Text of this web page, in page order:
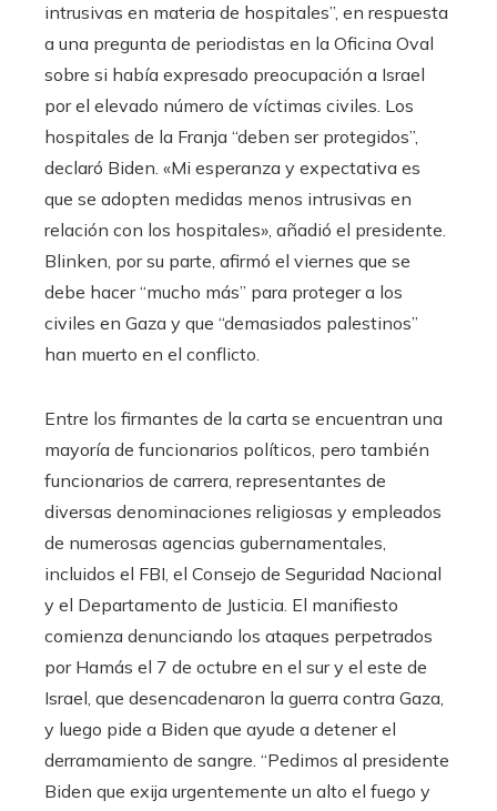
intrusivas en materia de hospitales”, en respuesta
a una pregunta de periodistas en la Oficina Oval
sobre si había expresado preocupación a Israel
por el elevado número de víctimas civiles. Los
hospitales de la Franja “deben ser protegidos”,
declaró Biden. «Mi esperanza y expectativa es
que se adopten medidas menos intrusivas en
relación con los hospitales», añadió el presidente.
Blinken, por su parte, afirmó el viernes que se
debe hacer “mucho más” para proteger a los
civiles en Gaza y que “demasiados palestinos”
han muerto en el conflicto.
Entre los firmantes de la carta se encuentran una
mayoría de funcionarios políticos, pero también
funcionarios de carrera, representantes de
diversas denominaciones religiosas y empleados
de numerosas agencias gubernamentales,
incluidos el FBI, el Consejo de Seguridad Nacional
y el Departamento de Justicia. El manifiesto
comienza denunciando los ataques perpetrados
por Hamás el 7 de octubre en el sur y el este de
Israel, que desencadenaron la guerra contra Gaza,
y luego pide a Biden que ayude a detener el
derramamiento de sangre. “Pedimos al presidente
Biden que exija urgentemente un alto el fuego y